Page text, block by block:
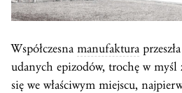
Współczesna manufaktura
udanych epizodów, trochę w myśl
się we właściwym miejscu,